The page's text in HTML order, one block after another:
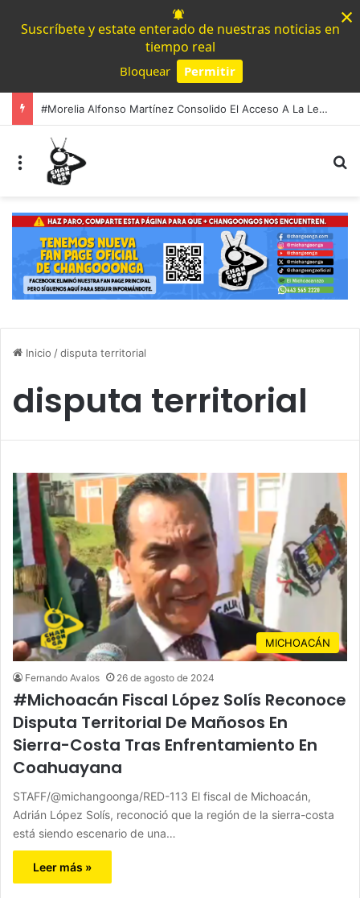
Suscríbete y estate enterado de nuestras noticias en
tiempo real
Bloquear Permitir
×
#Morelia Alfonso Martínez Consolido El Acceso A La Lectura Con El Programa «Morelia Se Lee»
Menú
Inicio /disputa territorial
disputa territorial
MICHOACÁN
Fernando Avalos 26 de agosto de 2024
#Michoacán Fiscal López Solís Reconoce
Disputa Territorial De Mañosos En
Sierra-Costa Tras Enfrentamiento En
Coahuayana
STAFF/@michangoonga/RED-113 El fiscal de Michoacán,
Adrián López Solís, reconoció que la región de la sierra-costa
está siendo escenario de una…
Leer más »